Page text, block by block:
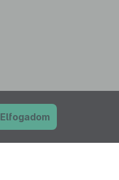
Elfogadom